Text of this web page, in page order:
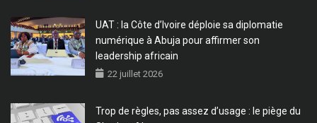
UAT : la Côte d’Ivoire déploie sa diplomatie
numérique à Abuja pour affirmer son
leadership africain
22 juillet 2026
Trop de règles, pas assez d’usage : le piège du